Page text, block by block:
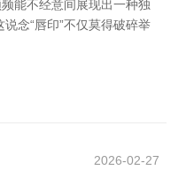
能不经意间展现出一种独
念“唇印”不仅莫得破碎举
2026-02-27